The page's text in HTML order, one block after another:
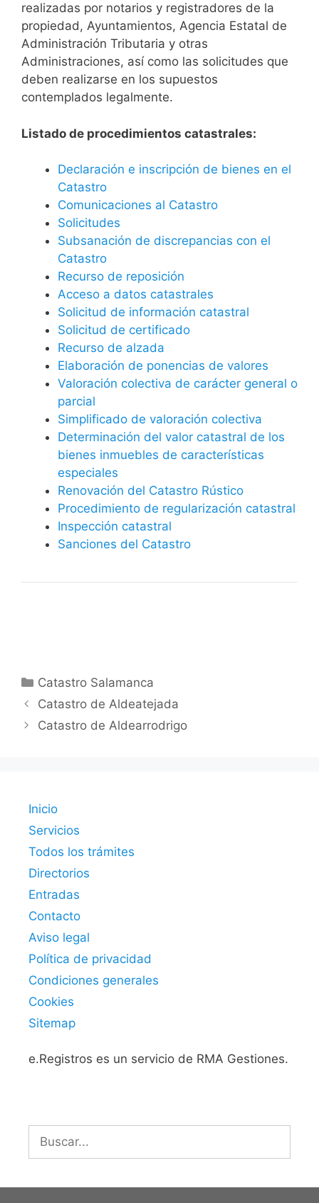
realizadas por notarios y registradores de la
propiedad, Ayuntamientos, Agencia Estatal de
Administración Tributaria y otras
Administraciones, así como las solicitudes que
deben realizarse en los supuestos
contemplados legalmente.
Listado de procedimientos catastrales:
Declaración e inscripción de bienes en el
Catastro
Comunicaciones al Catastro
Solicitudes
Subsanación de discrepancias con el
Catastro
Recurso de reposición
Acceso a datos catastrales
Solicitud de información catastral
Solicitud de certificado
Recurso de alzada
Elaboración de ponencias de valores
Valoración colectiva de carácter general o
parcial
Simplificado de valoración colectiva
Determinación del valor catastral de los
bienes inmuebles de características
especiales
Renovación del Catastro Rústico
Procedimiento de regularización catastral
Inspección catastral
Sanciones del Catastro
Categorías
Catastro Salamanca
Catastro de Aldeatejada
Catastro de Aldearrodrigo
Inicio
Servicios
Todos los trámites
Directorios
Entradas
Contacto
Aviso legal
Política de privacidad
Condiciones generales
Cookies
Sitemap
e.Registros es un servicio de RMA Gestiones.